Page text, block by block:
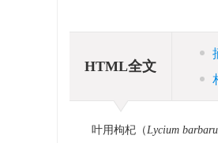
HTML全文
叶用枸杞（Lycium